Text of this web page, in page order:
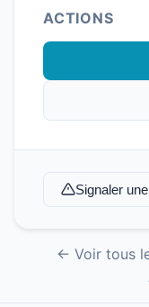
ACTIONS
Signaler
← Voir tous